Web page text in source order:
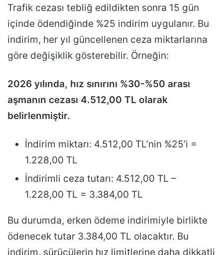
Trafik cezası tebliğ edildikten sonra 15 gün
içinde ödendiğinde %25 indirim uygulanır. Bu
indirim, her yıl güncellenen ceza miktarlarına
göre değişiklik gösterebilir. Örneğin:
2026 yılında, hız sınırını %30-%50 arası
aşmanın cezası 4.512,00 TL olarak
belirlenmiştir.
İndirim miktarı: 4.512,00 TL’nin %25’i =
1.228,00 TL
İndirimli ceza tutarı: 4.512,00 TL –
1.228,00 TL = 3.384,00 TL
Bu durumda, erken ödeme indirimiyle birlikte
ödenecek tutar 3.384,00 TL olacaktır. Bu
indirim, sürücülerin hız limitlerine daha dikkatli